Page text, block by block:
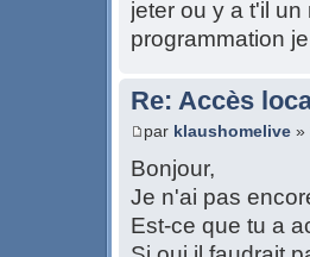
jeter ou y a t'il
programmation
Re: Accès
par klaushomelive »
Bonjour,
Je n'ai pas
Est-ce que tu a